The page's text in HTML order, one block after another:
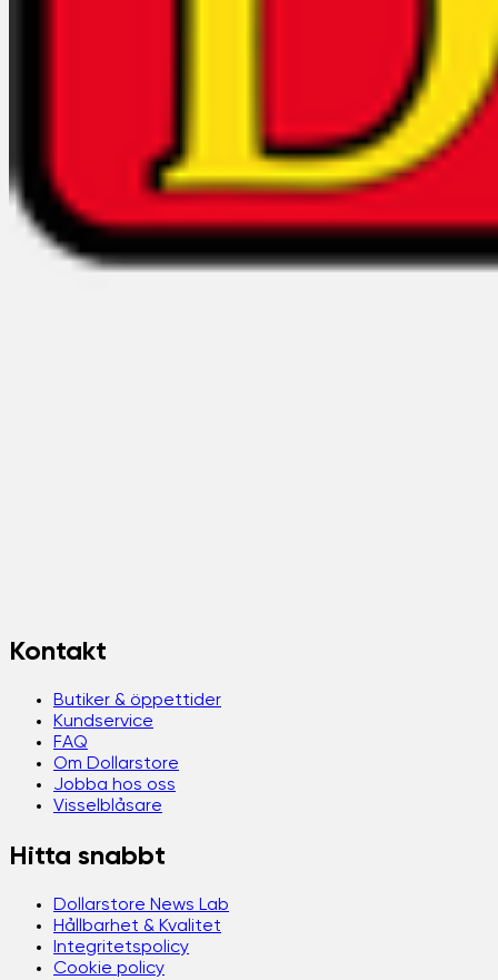
Kontakt
Butiker & öppettider
Kundservice
FAQ
Om Dollarstore
Jobba hos oss
Visselblåsare
Hitta snabbt
Dollarstore News Lab
Hållbarhet & Kvalitet
Integritetspolicy
Cookie policy